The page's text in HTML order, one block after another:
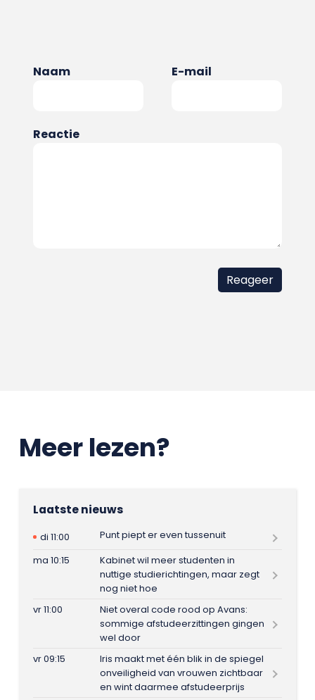
Naam E-mail
Reactie
Meer lezen?
Laatste nieuws
di 11:00
Punt piept er even tussenuit
ma 10:15
Kabinet wil meer studenten in
nuttige studierichtingen, maar zegt
nog niet hoe
vr 11:00
Niet overal code rood op Avans:
sommige afstudeerzittingen gingen
wel door
vr 09:15
Iris maakt met één blik in de spiegel
onveiligheid van vrouwen zichtbaar
en wint daarmee afstudeerprijs